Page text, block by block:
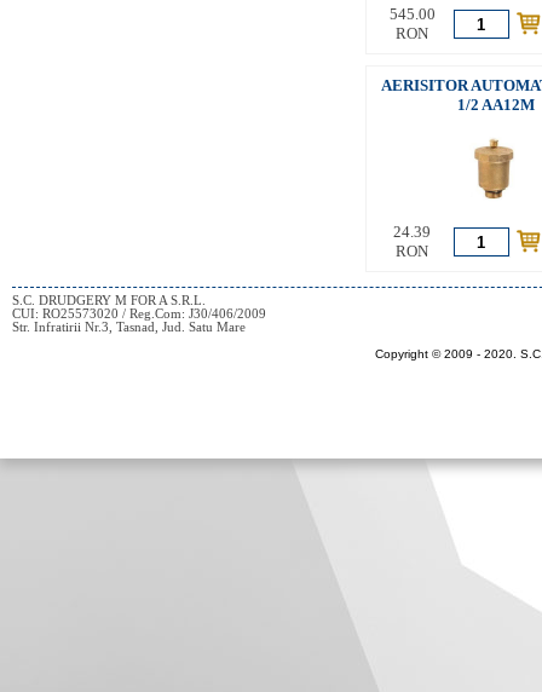
545.00
RON
AERISITOR
1/2 AA12M
24.39
RON
S.C. DRUDGERY M FOR A S.R.L.
CUI: RO25573020 / Reg.Com: J30/406/2009
Str. Infratirii Nr.3, Tasnad, Jud. Satu Mare
Copyright © 2009 - 2020.